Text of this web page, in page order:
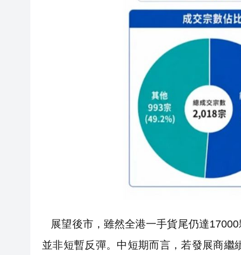
展望後市，雖然全港一手貨尾仍達
並非短暫反彈。中短期而言，若發展商